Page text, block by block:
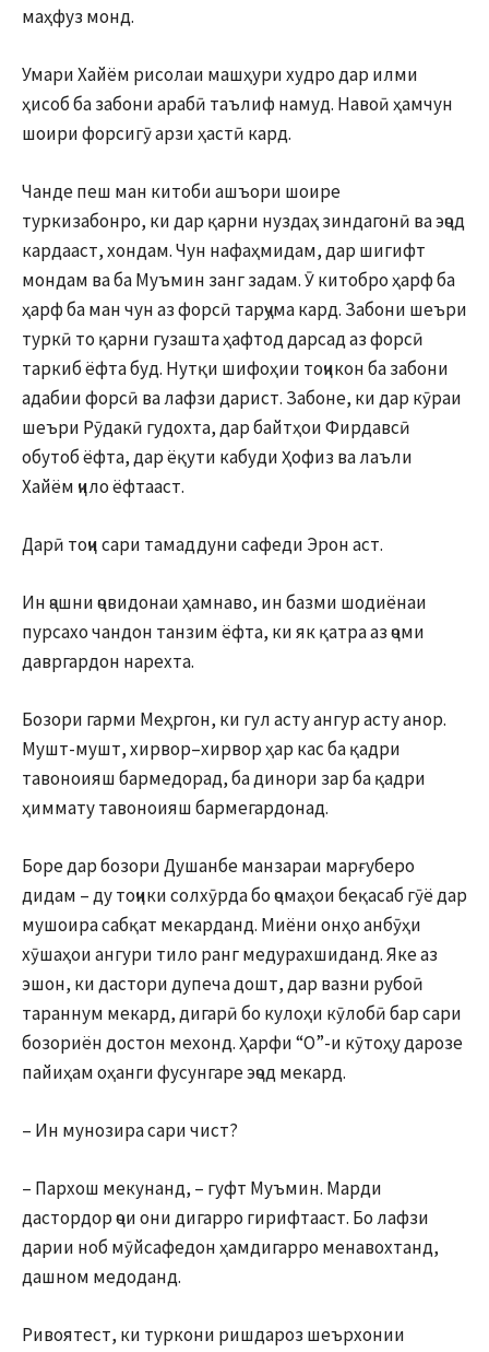
маҳфуз монд.
Умари Хайём рисолаи машҳури худро дар илми
ҳисоб ба забони арабӣ таълиф намуд. Навоӣ ҳамчун
шоири форсигӯ арзи ҳастӣ кард.
Чанде пеш ман китоби ашъори шоире
туркизабонро, ки дар қарни нуздаҳ зиндагонӣ ва эҷод
кардааст, хондам. Чун нафаҳмидам, дар шигифт
мондам ва ба Муъмин занг задам. Ӯ китобро ҳарф ба
ҳарф ба ман чун аз форсӣ тарҷума кард. Забони шеъри
туркӣ то қарни гузашта ҳафтод дарсад аз форсӣ
таркиб ёфта буд. Нутқи шифоҳии тоҷикон ба забони
адабии форсӣ ва лафзи дарист. Забоне, ки дар кӯраи
шеъри Рӯдакӣ гудохта, дар байтҳои Фирдавсӣ
обутоб ёфта, дар ёқути кабуди Ҳофиз ва лаъли
Хайём ҷило ёфтааст.
Дарӣ тоҷи сари тамаддуни сафеди Эрон аст.
Ин ҷашни ҷовидонаи ҳамнаво, ин базми шодиёнаи
пурсахо чандон танзим ёфта, ки як қатра аз ҷоми
давргардон нарехта.
Бозори гарми Меҳргон, ки гул асту ангур асту анор.
Мушт-мушт, хирвор–хирвор ҳар кас ба қадри
тавоноияш бармедорад, ба динори зар ба қадри
ҳиммату тавоноияш бармегардонад.
Боре дар бозори Душанбе манзараи марғуберо
дидам – ду тоҷики солхӯрда бо ҷомаҳои беқасаб гӯё дар
мушоира сабқат мекарданд. Миёни онҳо анбӯҳи
хӯшаҳои ангури тило ранг медурахшиданд. Яке аз
эшон, ки дастори дупеча дошт, дар вазни рубоӣ
тараннум мекард, дигарӣ бо кулоҳи кӯлобӣ бар сари
бозориён достон мехонд. Ҳарфи “О”-и кӯтоҳу дарозе
пайиҳам оҳанги фусунгаре эҷод мекард.
– Ин мунозира сари чист?
– Пархош мекунанд, – гуфт Муъмин. Марди
дастордор ҷои они дигарро гирифтааст. Бо лафзи
дарии ноб мӯйсафедон ҳамдигарро менавохтанд,
дашном медоданд.
Ривоятест, ки туркони ришдароз шеърхонии